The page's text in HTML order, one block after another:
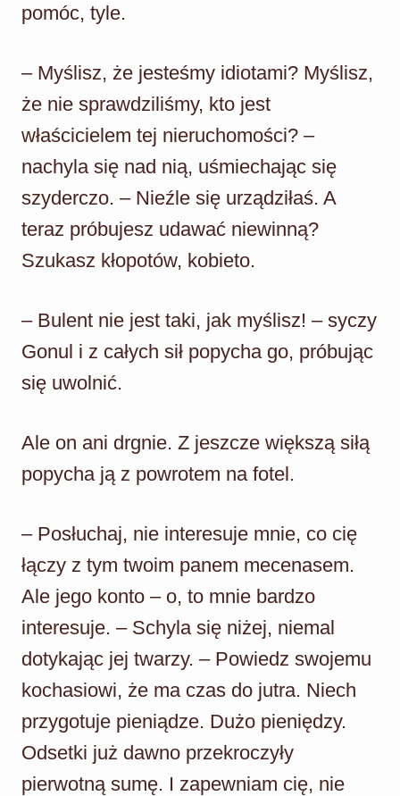
pomóc, tyle.
– Myślisz, że jesteśmy idiotami? Myślisz,
że nie sprawdziliśmy, kto jest
właścicielem tej nieruchomości? –
nachyla się nad nią, uśmiechając się
szyderczo. – Nieźle się urządziłaś. A
teraz próbujesz udawać niewinną?
Szukasz kłopotów, kobieto.
– Bulent nie jest taki, jak myślisz! – syczy
Gonul i z całych sił popycha go, próbując
się uwolnić.
Ale on ani drgnie. Z jeszcze większą siłą
popycha ją z powrotem na fotel.
– Posłuchaj, nie interesuje mnie, co cię
łączy z tym twoim panem mecenasem.
Ale jego konto – o, to mnie bardzo
interesuje. – Schyla się niżej, niemal
dotykając jej twarzy. – Powiedz swojemu
kochasiowi, że ma czas do jutra. Niech
przygotuje pieniądze. Dużo pieniędzy.
Odsetki już dawno przekroczyły
pierwotną sumę. I zapewniam cię, nie